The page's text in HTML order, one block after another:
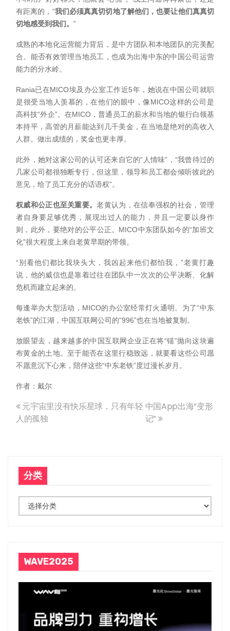
有距离的，“我们必须真真切切地了解他们，也要让他们真真切
切地感受到我们。 ”
成熟的本地化运营能力背后，是中方团队和本地团队的完美配
合。能否有效管理当地员工，也成为出海中东的中国公司运营
能力的分水岭。
Rania已在MICO埃及办公室工作近5年，她说在中国公司就职
是很受当地人羡慕的，在他们的眼中，像MICO这样的公司是
高科技“外企”。在MICO，普通员工的薪水和当地的银行白领基
本持平，高管的月薪能达到几千美金，在当地是绝对的高收入
人群。做出成绩的，奖金也更丰厚。
此外，她对这家公司的认可还来自它的“人情味”，“我曾待过的
几家公司都很独断专行，但这里，领导和员工都会倾听彼此的
意见，给了员工充分的话语权”。
权威和公正也至关重要。老黄认为，在信奉强权的社会，管理
者自身要足够优秀，展现出过人的能力，并且一定要以身作
则，此外，要绝对的公平公正。MICO中东团队如今的“加班文
化”很大程度上来自老黄早期的带领。
“别看他们都比我块头大，我凶起来他们都怕我，”老黄打趣
说，他的威信也是靠着过往在团队中一次次的公平决断、化解
危机而建立起来的。
每逢举办大型活动，MICO的办公室经常灯火通明。为了“中东
老铁”的江湖，中国互联网公司的“996”也在当地被复制。
放眼望去，越来越多的中国互联网企业正在将“锚”抛向这块遍
布黄金的土地。至于能否在这里行稳致远，就要看这些公司愿
不愿意沉下心来，陪伴这些“中东老铁”度过漫长岁月。
作者：戴尔
文
航
中国App出海“变形
记”
元宇宙里没有快乐星球，只有年轻
人的孤独
分类
类
WAVE2025